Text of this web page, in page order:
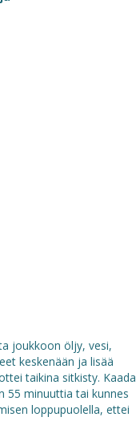
joukkoon öljy, vesi,
keskenään ja lisää
taikina sitkisty. Kaada
55 minuuttia tai kunnes
loppupuolella, ettei